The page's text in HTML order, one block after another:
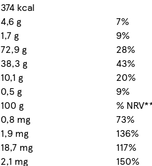
374 kcal
4,6 g
7%
1,7 g
9%
72,9 g
28%
38,3 g
43%
10,1 g
20%
0,5 g
9%
100 g
%
0,8 mg
73%
1,9 mg
136%
18,7 mg
117%
2,1 mg
150%